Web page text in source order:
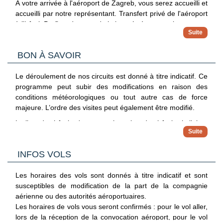
À votre arrivée à l'aéroport de Zagreb, vous serez accueilli et
accueilli par notre représentant. Transfert privé de l'aéroport
à l'hôtel. Profitez du reste de la journée à votre guise.
Hotel ( Deluxe ): Central 3* (ou similaire)
Jour 2 - Zagreb
Zagreb.
Après un délicieux petit déjeuner à l'hôtel, passez le reste de
la journée à votre guise ou choisissez d'explorer la ville et les
environs par vous-même ou décidez de réserver nos options
centre-ville de Zagreb, du magnifique parc Zrinjevac au
théâtre national croate. Accompagné par notre guide
expérimenté, l'histoire de la capitale de la Croatie se
déroulera sous vos yeux. L'itinéraire fascinant comprend une
visite de la place principale animée de la ville, connue sous
le nom de place Ban Jelačić, et du marché fermier voisin de
Dolac, qui regorge toujours de fleurs, de fruits, de légumes
Jour 3 - Départ De Zagreb (25 Km — 40 Minutes)
Zagreb.
Profitez de votre petit déjeuner et, à l'heure convenue,
BON À SAVOIR
Le déroulement de nos circuits est donné à titre indicatif. Ce
programme peut subir des modifications en raison des
conditions météorologiques ou tout autre cas de force
majeure. L’ordre des visites peut également être modifié.
La liste des hôtels n'est pas exhaustive, des hôtels similaires
INFOS VOLS
Les horaires des vols sont donnés à titre indicatif et sont
susceptibles de modification de la part de la compagnie
aérienne ou des autorités aéroportuaires.
Les horaires de vols vous seront confirmés : pour le vol aller,
lors de la réception de la convocation aéroport, pour le vol